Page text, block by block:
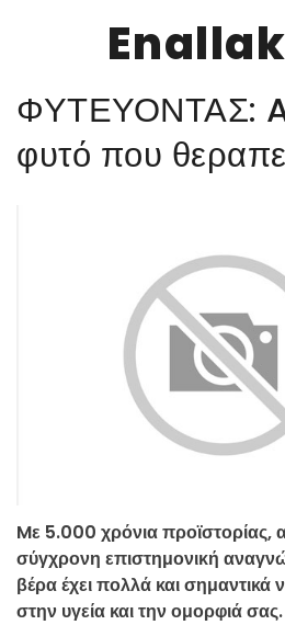
ΕΝΑΛΛΑΚΤΙΚΑ
ΦΥΤΕΥΟΝΤΑΣ:
φυτό που
Mε 5.000 χρόνια προϊστορίας,
σύγχρονη επιστημονική
βέρα έχει πολλά και σημαντικά
στην υγεία και την ομορφιά σας.